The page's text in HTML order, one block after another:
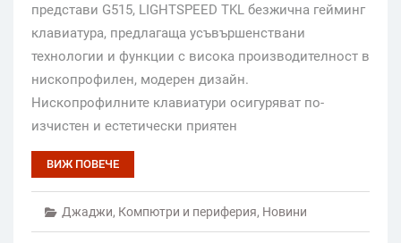
представи G515, LIGHTSPEED TKL безжична гейминг
клавиатура, предлагаща усъвършенствани
технологии и функции с висока производителност в
нископрофилен, модерен дизайн.
Нископрофилните клавиатури осигуряват по-
изчистен и естетически приятен
ВИЖ ПОВЕЧЕ
Джаджи, Компютри и периферия, Новини